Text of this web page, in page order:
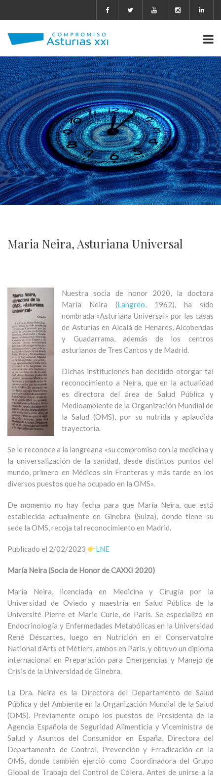
Maria Neira, Asturiana Universal
Nuestra socia de honor 2020, la doctora
María Neira (Langreo, 1962), ha sido
nombrada «Asturiana Universal» por las casas
de Asturias en Alcalá de Henares, Alcobendas
y Guadarrama, además de los centros
asturianos de Tres Cantos y de Madrid.
Dichas instituciones han decidido otorgar tal
reconocimiento a Neira, que en la actualidad
es directora del área de Salud Pública y
Medioambiente de la Organización Mundial de
la Salud (OMS), por su nutrida y aplaudida
trayectoria.
Se le reconoce a la langreana «su compromiso con la medicina y
la universalización de la sanidad, desde distintos puntos del
mundo, primero en Médicos sin Fronteras y más tarde en los
diversos puestos que ha ocupado en la OMS».
De momento no hay fecha para que María Neira, que está
establecida actualmente en Ginebra (Suiza), donde tiene su
sede la OMS, recoja tal reconocimiento en Madrid.
Publicado el 2/02/2023 LNE
María Neira (Socia de Honor de CAXXI 2020)
María Neira, licenciada en Medicina y Cirugía por la
Universidad de Oviedo y maestría en Salud Pública de la
Université Pierre et Marie Curie, de París. Se especializó en
Endocrinología y Enfermedades Metabólicas en la Universidad
René Déscartes, luego en Nutrición en el Conservatoire
National d’Arts et Métiers, ambos en París, y obtuvo un diploma
internacional en Preparación para Emergencias y Manejo de
Crisis de la Universidad de Ginebra.
La Dra. Neira es la Directora del Departamento de Salud
Pública y del Ambiente en la Organización Mundial de la Salud
(OMS). Previamente ocupó los puestos de Presidenta de la
Agencia Española de Seguridad Alimenticia y Viceministra de
Salud y Asuntos del Consumidor en España, Directora del
Departamento de Control, Prevención y Erradicación en la
OMS, donde también ejerció como Coordinadora del Grupo
Global de Trabajo del Control de Cólera. Antes de unirse a la